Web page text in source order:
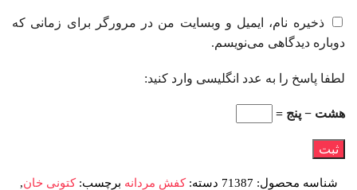
ذخیره نام، ایمیل و وبسایت من در مرورگر برای زمانی که
دوباره دیدگاهی می‌نویسم.
لطفا پاسخ را به عدد انگلیسی وارد کنید:
هشت − پنج =
شناسه محصول: 71387 دسته:کفش مردانه برچسب:کتونی خان,